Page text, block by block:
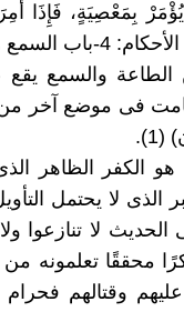
بِمَعْصِيَةٍ، فَإِذَا
الطاعة والسمع
فى موضع آخر من
(1).
هو الكفر الظاهر
الذى لا يحتمل
لا تنازعوا
محققًا تعلمونه من
وقتالهم